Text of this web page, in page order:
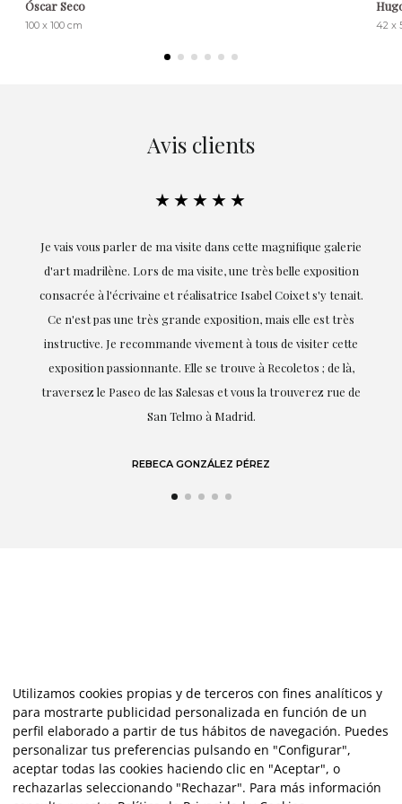
Óscar Seco
100 x 100 cm 42 x
Avis clients
★★★★★
Exceptionnelle. Maria m'a accompagnée à chaque étape de la
réalisation de ce travail et, dès le début, elle a compris mes
goûts et mes besoins ; sa proximité, son empathie et son
professionnalisme ont été présents à chaque instant,
soulignant (bien sûr) son amour et sa connaissance de ce
dont elle parle : l'art.
LAURA GUTIÉRREZ
Utilizamos cookies propias y de terceros con fines analíticos y
para mostrarte publicidad personalizada en función de un
perfil elaborado a partir de tus hábitos de navegación. Puedes
personalizar tus preferencias pulsando en "Configurar",
aceptar todas las cookies haciendo clic en "Aceptar", o
rechazarlas seleccionando "Rechazar". Para más información